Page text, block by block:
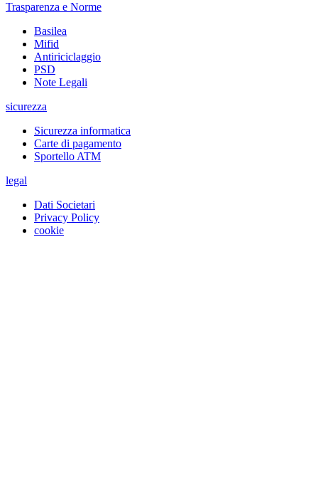
Trasparenza e Norme
Basilea
Mifid
Antiriciclaggio
PSD
Note Legali
sicurezza
Sicurezza informatica
Carte di pagamento
Sportello ATM
legal
Dati Societari
Privacy Policy
cookie